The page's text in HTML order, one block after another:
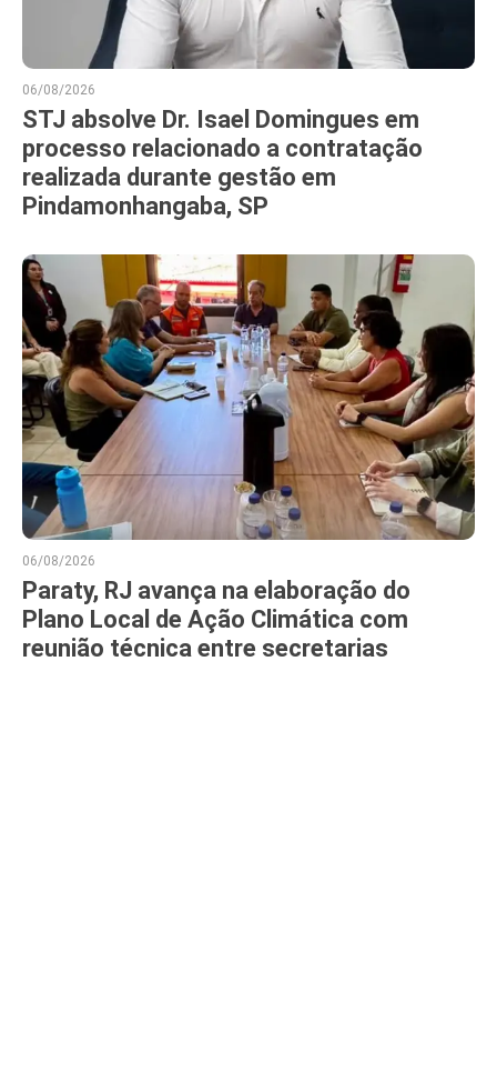
06/08/2026
STJ absolve Dr. Isael Domingues em
processo relacionado a contratação
realizada durante gestão em
Pindamonhangaba, SP
06/08/2026
Paraty, RJ avança na elaboração do
Plano Local de Ação Climática com
reunião técnica entre secretarias